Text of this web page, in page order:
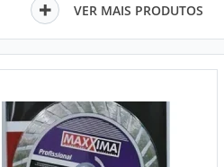
VER MAIS PRODUTOS